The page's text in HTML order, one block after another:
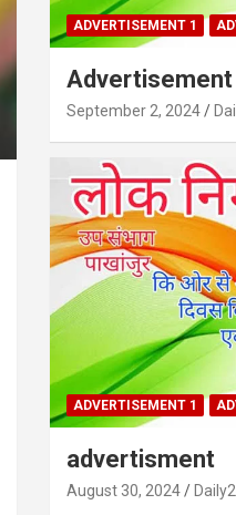
ADVERTISEMENT 1
Advertisement
September 2, 2024
ADVERTISEMENT 1
advertisment
August 30, 2024